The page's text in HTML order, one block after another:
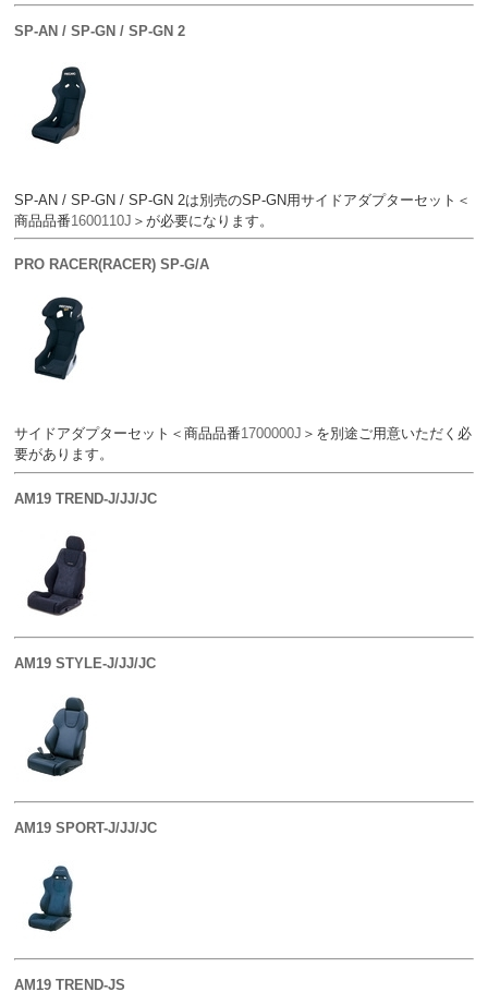
SP-AN / SP-GN / SP-GN 2
SP-AN / SP-GN / SP-GN 2は別売のSP-GN用サイドアダプターセット＜
商品品番1600110J ＞が必要になります。
PRO RACER(RACER) SP-G/A
サイドアダプターセット＜商品品番1700000J ＞を別途ご用意いただく必
要があります。
AM19 TREND-J/JJ/JC
AM19 STYLE-J/JJ/JC
AM19 SPORT-J/JJ/JC
AM19 TREND-JS